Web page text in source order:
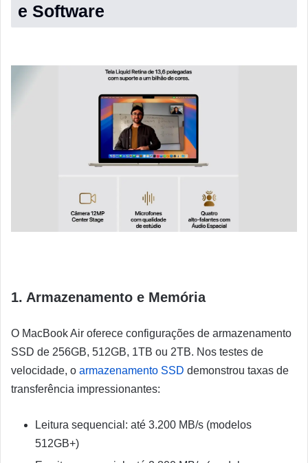
e Software
1. Armazenamento e Memória
O MacBook Air oferece configurações de armazenamento
SSD de 256GB, 512GB, 1TB ou 2TB. Nos testes de
velocidade, o armazenamento SSD demonstrou taxas de
transferência impressionantes:
Leitura sequencial: até 3.200 MB/s (modelos
512GB+)